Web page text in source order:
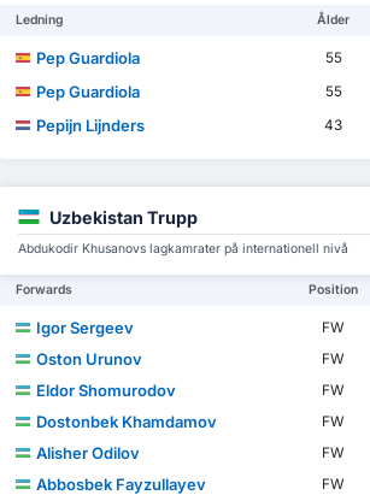
Ledning Ålder
Pep Guardiola 55
Pep Guardiola 55
Pepijn Lijnders 43
Uzbekistan Trupp
Abdukodir Khusanovs lagkamrater på internationell nivå
Forwards Position
Igor Sergeev FW
Oston Urunov
FW
Eldor Shomurodov
FW
Dostonbek Khamdamov
FW
Alisher Odilov
FW
Abbosbek Fayzullayev
FW